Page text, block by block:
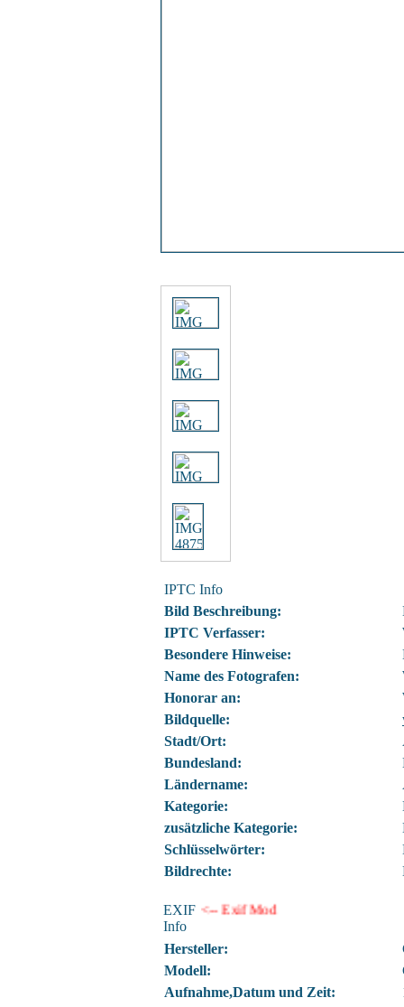
IPTC Info
Bild Beschreibung:
IPTC Verfasser:
Besondere Hinweise:
Name des Fotografen:
Honorar an:
Bildquelle:
Stadt/Ort:
Bundesland:
Ländername:
Kategorie:
zusätzliche Kategorie:
Schlüsselwörter:
Bildrechte:
EXIF
Info
<-- Exif Mod
Hersteller:
Modell:
Aufnahme,Datum und Zeit: